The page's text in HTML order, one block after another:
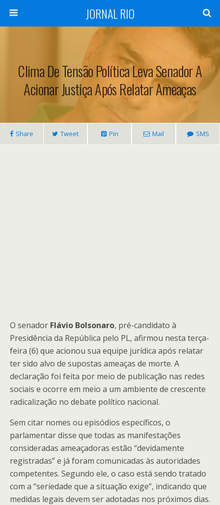
JORNAL RIO
Clima De Tensão Política Leva Senador A
Acionar Justiça Após Relatar Ameaças
Share Tweet Pin Mail SMS
O senador Flávio Bolsonaro, pré-candidato à
Presidência da República pelo PL, afirmou nesta terça-
feira (6) que acionou sua equipe jurídica após relatar
ter sido alvo de supostas ameaças de morte. A
declaração foi feita por meio de publicação nas redes
sociais e ocorre em meio a um ambiente de crescente
radicalização no debate político nacional.
Sem citar nomes ou episódios específicos, o
parlamentar disse que todas as manifestações
consideradas ameaçadoras estão “devidamente
registradas” e já foram comunicadas às autoridades
competentes. Segundo ele, o caso está sendo tratado
com a “seriedade que a situação exige”, indicando que
medidas legais devem ser adotadas nos próximos dias.